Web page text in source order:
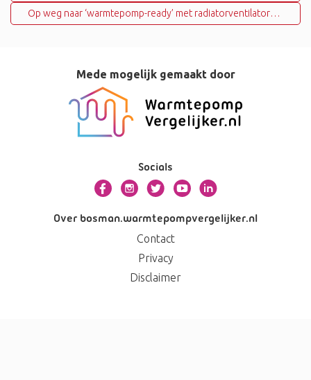
Op weg naar ‘warmtepomp-ready’ met radiatorventilatoren
Mede mogelijk gemaakt door
Socials
Over bosman.warmtepompvergelijker.nl
Contact
Privacy
Disclaimer